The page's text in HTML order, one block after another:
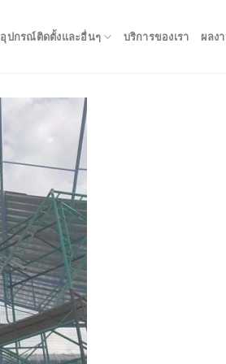
อุปกรณ์ติดตั้งและอื่นๆ บริการของเรา ผลง